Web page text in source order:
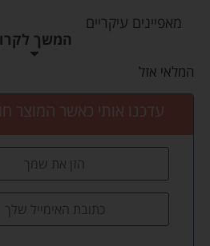
מאפיינים עיקריים
המשך
המלאי אזל
עדכנו אותי כאשר המוצר